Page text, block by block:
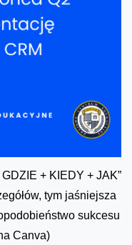
+ KIEDY + JAK”
tym jaśniejsza
sukcesu
Canva)